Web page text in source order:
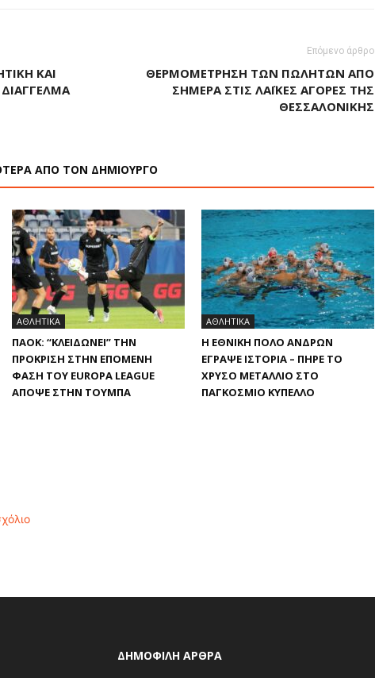
ΚΑΙ
Επόμενο άρθρο
ΘΕΡΜΟΜΈΤΡΗΣΗ ΤΩΝ ΠΩΛΗΤΏΝ ΑΠΌ
ΣΉΜΕΡΑ ΣΤΙΣ ΛΑΪΚΈΣ ΑΓΟΡΈΣ ΤΗΣ
ΘΕΣΣΑΛΟΝΊΚΗΣ
ΑΠΟ ΤΟΝ ΔΗΜΙΟΥΡΓΟ
ΑΘΛΗΤΙΚΑ
ΠΑΟΚ: “ΚΛΕΙΔΏΝΕΙ” ΤΗΝ
ΠΡΌΚΡΙΣΗ ΣΤΗΝ ΕΠΌΜΕΝΗ
ΦΆΣΗ ΤΟΥ EUROPA LEAGUE
ΑΠΌΨΕ ΣΤΗΝ ΤΟΎΜΠΑ
ΑΘΛΗΤΙΚΑ
Η ΕΘΝΙΚΉ ΠΌΛΟ ΑΝΔΡΏΝ
ΈΓΡΑΨΕ ΙΣΤΟΡΊΑ – ΠΉΡΕ ΤΟ
ΧΡΥΣΌ ΜΕΤΆΛΛΙΟ ΣΤΟ
ΠΑΓΚΌΣΜΙΟ ΚΎΠΕΛΛΟ
ΔΗΜΟΦΙΛΗ ΑΡΘΡΑ